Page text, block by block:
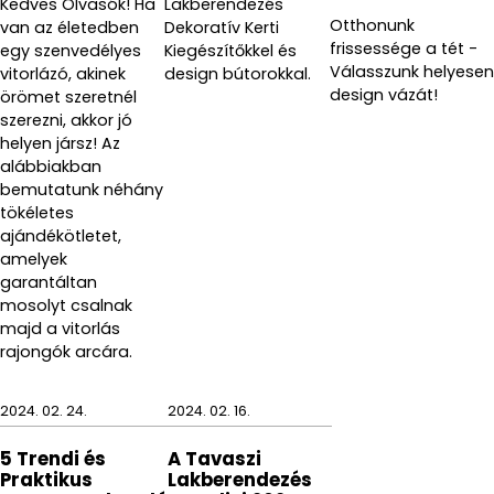
Cikkszám: 66656
Gyártó: Blomus
Kedves Olvasók! Ha
van az életedben
egy szenvedélyes
vitorlázó, akinek
örömet szeretnél
szerezni, akkor jó
helyen jársz! Az
alábbiakban
bemutatunk néhány
tökéletes
ajándékötletet,
amelyek
garantáltan
mosolyt csalnak
majd a vitorlás
rajongók arcára.
Lakberendezés
Dekoratív Kerti
Kiegészítőkkel és
design bútorokkal.
Otthonunk
frissessége a tét -
Válasszunk helyesen
design vázát!
2024. 02. 24.
5 Trendi és
Praktikus
2024. 02. 16.
A Tavaszi
Lakberendezés